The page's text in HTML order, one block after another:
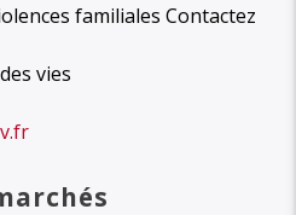
familiales Contactez
vies